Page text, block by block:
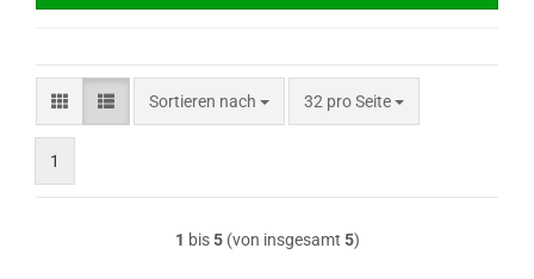
Sortieren nach
Sortieren nach 32 pro Seite
pro Seite
1
1 bis5(von insgesamt 5)